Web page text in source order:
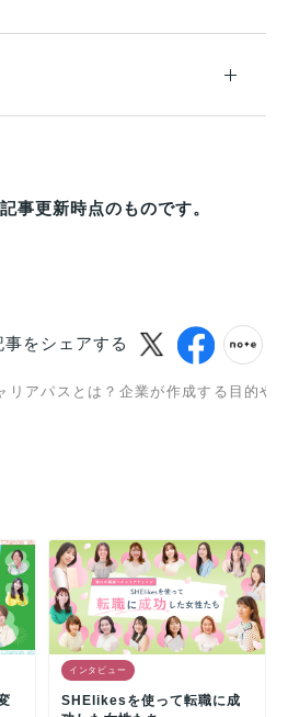
事更新時点のものです。
事をシェアする
リアパスとは？企業が作成する目的や
インタビュー
SHElikesを使って転職に成